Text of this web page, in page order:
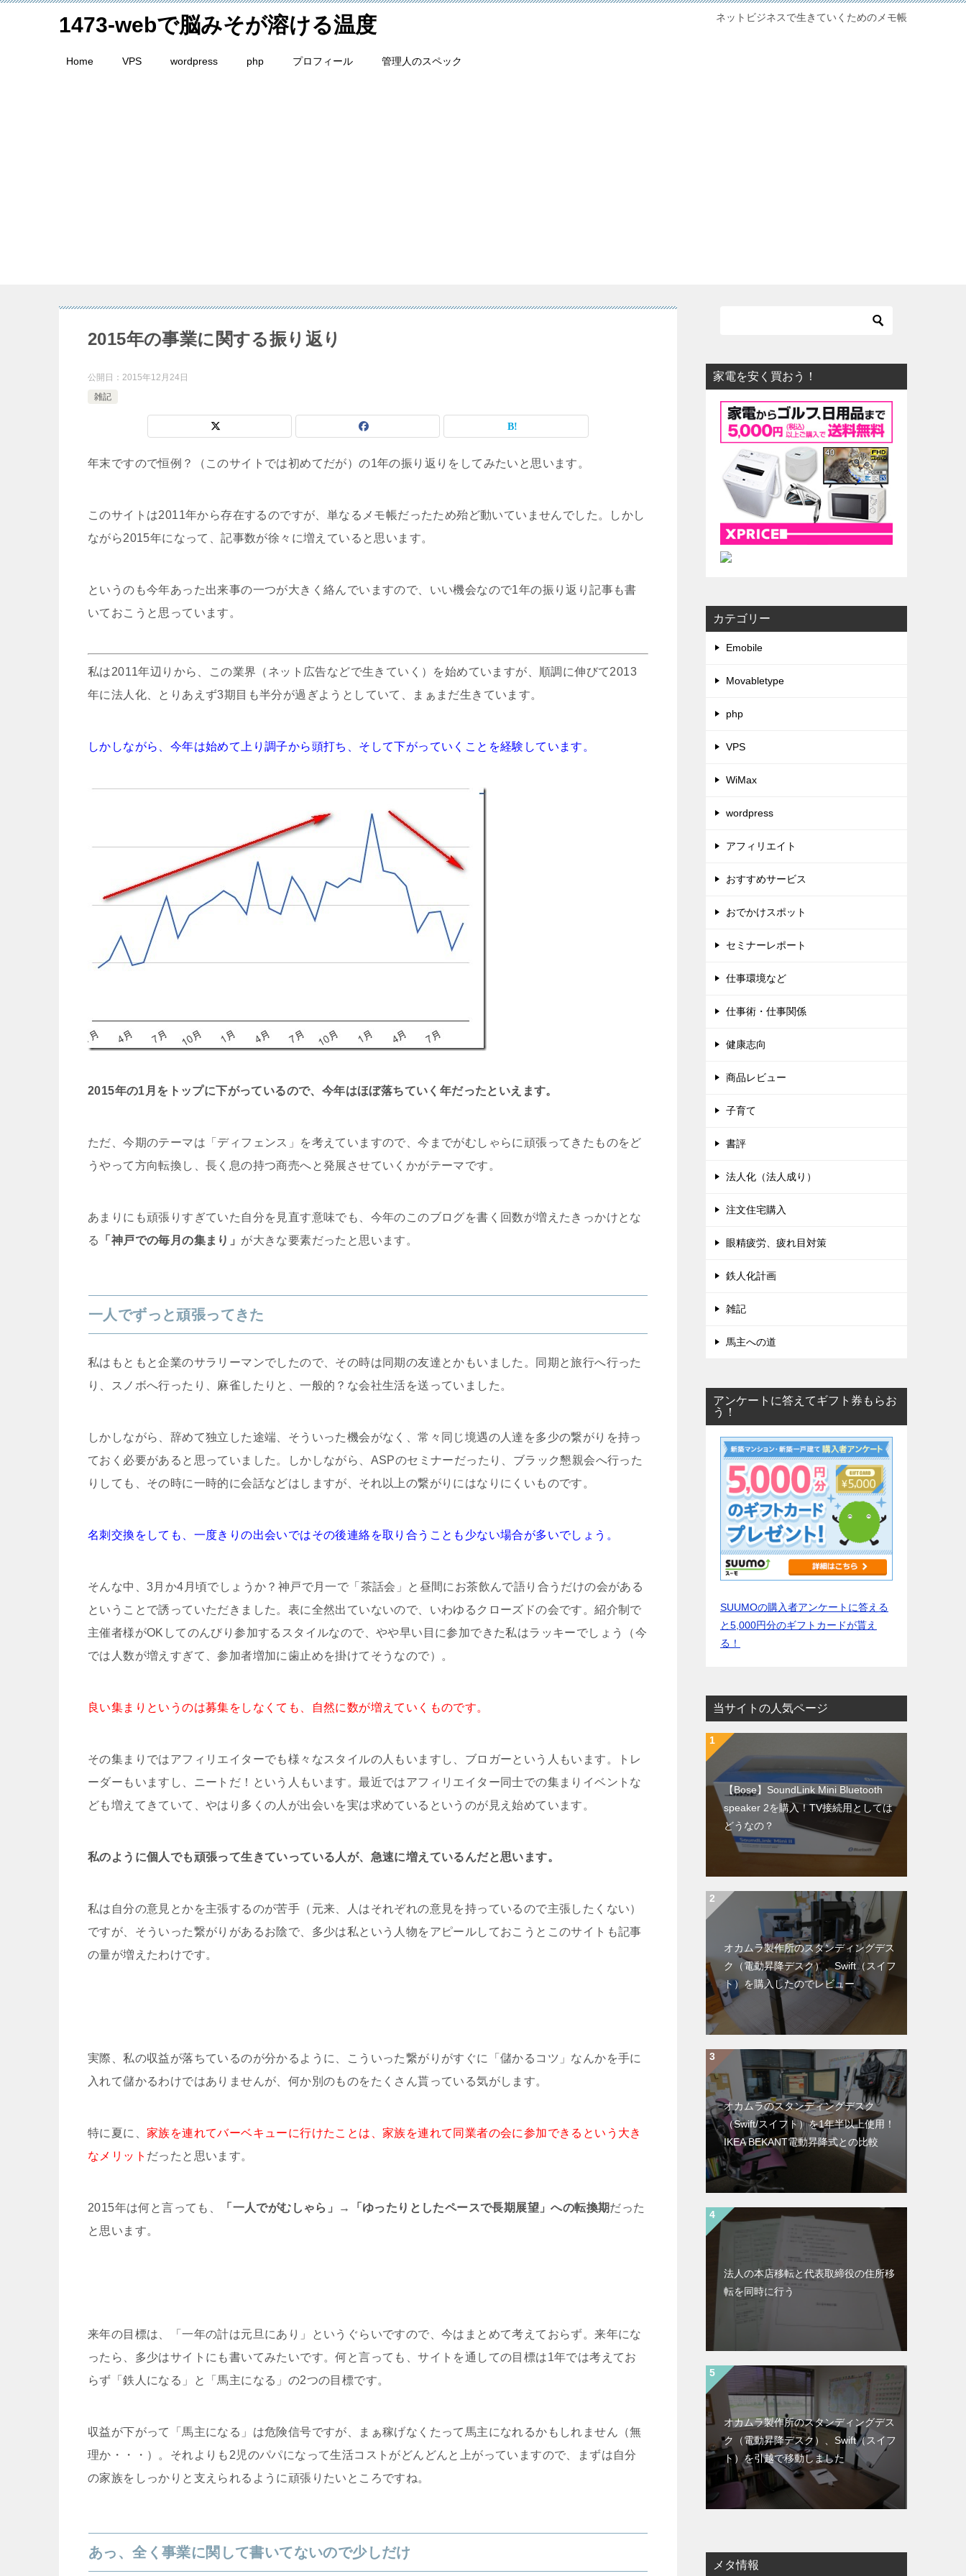
1473-webで脳みそが溶ける温度 ネットビジネスで生きていくためのメモ帳
Home VPS wordpress php プロフィール 管理人のスペック
2015年の事業に関する振り返り
公開日： 2015年12月24日
雑記
年末ですので恒例？（このサイトでは初めてだが）の1年の振り返りをしてみたいと思います。
このサイトは2011年から存在するのですが、単なるメモ帳だったため殆ど動いていませんでした。しかし
ながら2015年になって、記事数が徐々に増えていると思います。
というのも今年あった出来事の一つが大きく絡んでいますので、いい機会なので1年の振り返り記事も書
いておこうと思っています。
私は2011年辺りから、この業界（ネット広告などで生きていく）を始めていますが、順調に伸びて2013
年に法人化、とりあえず3期目も半分が過ぎようとしていて、まぁまだ生きています。
しかしながら、今年は始めて上り調子から頭打ち、そして下がっていくことを経験しています。
2015年の1月をトップに下がっているので、今年はほぼ落ちていく年だったといえます。
ただ、今期のテーマは「ディフェンス」を考えていますので、今までがむしゃらに頑張ってきたものをど
うやって方向転換し、長く息の持つ商売へと発展させていくかがテーマです。
あまりにも頑張りすぎていた自分を見直す意味でも、今年のこのブログを書く回数が増えたきっかけとな
る
「神戸での毎月の集まり」 が大きな要素だったと思います。
一人でずっと頑張ってきた
私はもともと企業のサラリーマンでしたので、その時は同期の友達とかもいました。同期と旅行へ行った
り、スノボへ行ったり、麻雀したりと、一般的？な会社生活を送っていました。
しかしながら、辞めて独立した途端、そういった機会がなく、常々同じ境遇の人達を多少の繋がりを持っ
ておく必要があると思っていました。しかしながら、ASPのセミナーだったり、ブラック懇親会へ行った
りしても、その時に一時的に会話などはしますが、それ以上の繋がりにはなりにくいものです。
名刺交換をしても、一度きりの出会いではその後連絡を取り合うことも少ない場合が多いでしょう。
そんな中、3月か4月頃でしょうか？神戸で月一で「茶話会」と昼間にお茶飲んで語り合うだけの会がある
ということで誘っていただきました。表に全然出ていないので、いわゆるクローズドの会です。紹介制で
主催者様がOKしてのんびり参加するスタイルなので、やや早い目に参加できた私はラッキーでしょう（今
では人数が増えすぎて、参加者増加に歯止めを掛けてそうなので）。
良い集まりというのは募集をしなくても、自然に数が増えていくものです。
その集まりではアフィリエイターでも様々なスタイルの人もいますし、ブロガーという人もいます。トレ
ーダーもいますし、ニートだ！という人もいます。最近ではアフィリエイター同士での集まりイベントな
ども増えてきていて、やはり多くの人が出会いを実は求めているというのが見え始めています。
私のように個人でも頑張って生きていっている人が、急速に増えているんだと思います。
私は自分の意見とかを主張するのが苦手（元来、人はそれぞれの意見を持っているので主張したくない）
ですが、そういった繋がりがあるお陰で、多少は私という人物をアピールしておこうとこのサイトも記事
の量が増えたわけです。
実際、私の収益が落ちているのが分かるように、こういった繋がりがすぐに「儲かるコツ」なんかを手に
入れて儲かるわけではありませんが、何か別のものをたくさん貰っている気がします。
特に夏に、 家族を連れてバーベキューに行けたことは、家族を連れて同業者の会に参加できるという大き
なメリット だったと思います。
2015年は何と言っても、 「一人でがむしゃら」→「ゆったりとしたペースで長期展望」への転換期だった
と思います。
来年の目標は、「一年の計は元旦にあり」というぐらいですので、今はまとめて考えておらず。来年にな
ったら、多少はサイトにも書いてみたいです。何と言っても、サイトを通しての目標は1年では考えてお
らず「鉄人になる」と「馬主になる」の2つの目標です。
収益が下がって「馬主になる」は危険信号ですが、まぁ稼げなくたって馬主になれるかもしれません（無
理か・・・）。それよりも2児のパパになって生活コストがどんどんと上がっていますので、まずは自分
の家族をしっかりと支えられるように頑張りたいところですね。
あっ、全く事業に関して書いてないので少しだけ
家電を安く買おう！
カテゴリー
Emobile
Movabletype
php
VPS
WiMax
wordpress
アフィリエイト
おすすめサービス
おでかけスポット
セミナーレポート
仕事環境など
仕事術・仕事関係
健康志向
商品レビュー
子育て
書評
法人化（法人成り）
注文住宅購入
眼精疲労、疲れ目対策
鉄人化計画
雑記
馬主への道
アンケートに答えてギフト券もらお
う！
SUUMOの購入者アンケートに答える
と5,000円分のギフトカードが貰え
る！
当サイトの人気ページ
【Bose】SoundLink Mini Bluetooth
speaker 2を購入！TV接続用としては
どうなの？
オカムラ製作所のスタンディングデス
ク（電動昇降デスク）、Swift（スイフ
ト）を購入したのでレビュー
オカムラのスタンディングデスク
（Swift/スイフト）を1年半以上使用！
IKEA BEKANT電動昇降式との比較
法人の本店移転と代表取締役の住所移
転を同時に行う
オカムラ製作所のスタンディングデス
ク（電動昇降デスク）、Swift（スイフ
ト）を引越で移動しました
メタ情報